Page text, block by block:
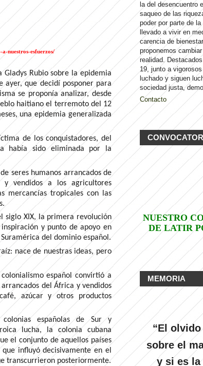
nuestros-esfuerzos/
Rubio sobre la epidemia
ayer, que decidí posponer para
se proponía analizar, desde
haitiano el terremoto del 12
una epidemia generalizada
de los conquistadores, del
había sido eliminada por la
seres humanos arrancados de
y vendidos a los agricultores
mercancías tropicales con las
siglo XIX, la primera revolución
y punto de apoyo en
del dominio español.
nace de nuestras ideas, pero
español convirtió a
del África y vendidos
azúcar y otros productos
españolas de Sur y
lucha, la colonia cubana
el conjunto de aquellos países
influyó decisivamente en el
transcurrieron posteriormente.
la del desencuentro
saqueo de las
poder por parte de
llevado a vivir en
carencia de
proponemos
realidad.
19, junto a
luchado y siguen
sociedad justa,
Contacto
NUESTRO
DE LATIR
MEMORIA
“El
sobre el
y si es la